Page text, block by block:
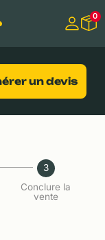
0
un devis
3
Conclure la
vente